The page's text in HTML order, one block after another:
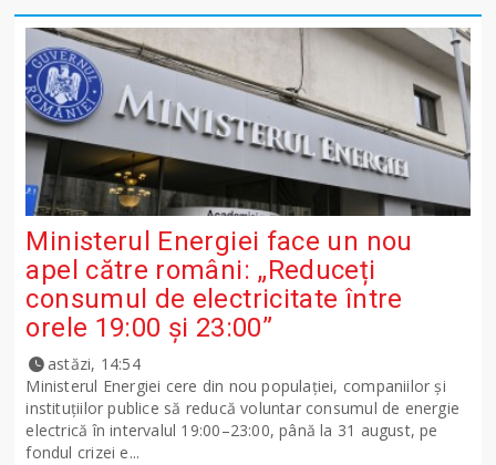
Ministerul Energiei face un nou
apel către români: „Reduceți
consumul de electricitate între
orele 19:00 și 23:00”
astăzi, 14:54
Ministerul Energiei cere din nou populației, companiilor și
instituțiilor publice să reducă voluntar consumul de energie
electrică în intervalul 19:00–23:00, până la 31 august, pe
fondul crizei e...